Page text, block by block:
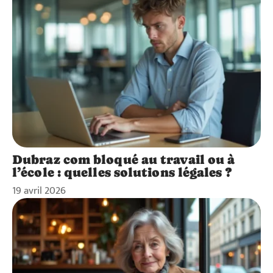
Dubraz com bloqué au travail ou à
l’école : quelles solutions légales ?
19 avril 2026